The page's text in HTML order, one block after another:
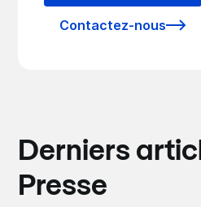
Contactez-nous
Derniers
Presse